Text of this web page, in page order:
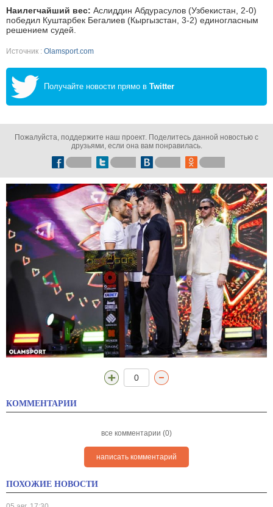
Наилегчайший вес: Аслиддин Абдурасулов (Узбекистан, 2-0)
победил Куштарбек Бегалиев (Кыргызстан, 3-2) единогласным
решением судей.
Источник : Olamsport.com
Получайте новости прямо в Twitter
Пожалуйста, поддержите наш проект. Поделитесь данной новостью с
друзьями, если она вам понравилась.
0
КОММЕНТАРИИ
все комментарии (0)
написать комментарий
ПОХОЖИЕ НОВОСТИ